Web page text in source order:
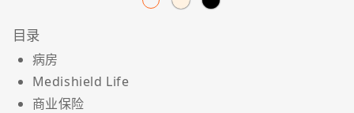
病房
Medishield Life
商业保险